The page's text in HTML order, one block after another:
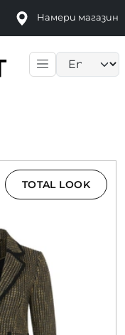
Намери магазин
TOTAL LOOK